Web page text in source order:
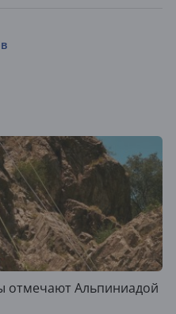
отмечают Альпиниадой